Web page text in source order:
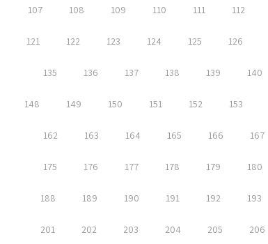
107 108 109 110 111 112
121 122 123 124 125 126
135 136 137 138 139 140
148 149 150 151 152 153
162 163 164 165 166 167
175 176 177 178 179 180
188 189 190 191 192 193
201 202 203 204 205 206